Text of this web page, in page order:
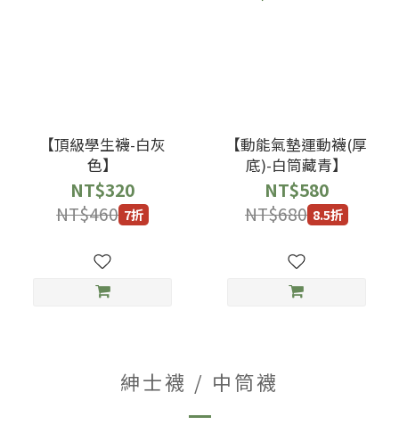
【頂級學生襪-白灰
色】
NT$320
NT$460 7折
【動能氣墊運動襪(厚
底)-白筒藏青】
NT$580
NT$680 8.5折
紳士襪 / 中筒襪